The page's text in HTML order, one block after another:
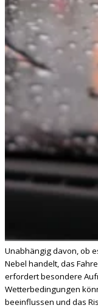
Unabhängig davon, ob
Nebel handelt, das
erfordert besondere
Wetterbedingungen
beeinflussen und das